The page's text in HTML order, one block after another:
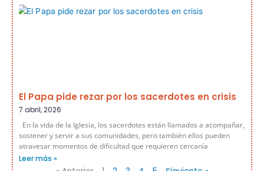
El Papa pide rezar por los sacerdotes en crisis
7 abril, 2026
En la vida de la Iglesia, los sacerdotes están llamados a acompañar,
sostener y servir a sus comunidades, pero también ellos pueden
atravesar momentos de dificultad que requieren cercanía
Leer más »